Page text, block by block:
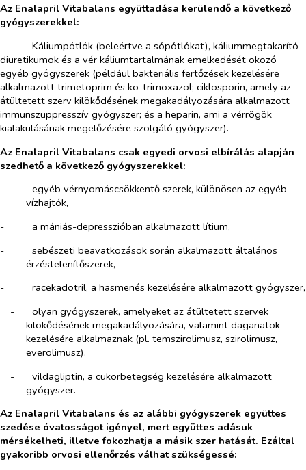
Az Enalapril Vitabalans együttadása kerülendő a következő
gyógyszerekkel:
-​
Káliumpótlók (beleértve a sópótlókat), káliummegtakarító
diuretikumok és a vér káliumtartalmának emelkedését okozó
egyéb gyógyszerek (például bakteriális fertőzések kezelésére
alkalmazott trimetoprim és ko-trimoxazol; ciklosporin, amely az
átültetett szerv kilökődésének megakadályozására alkalmazott
immunszuppresszív gyógyszer; és a heparin, ami a vérrögök
kialakulásának megelőzésére szolgáló gyógyszer).
Az Enalapril Vitabalans csak egyedi orvosi elbírálás alapján
szedhető a következő gyógyszerekkel:
-​
egyéb vérnyomáscsökkentő szerek, különösen az egyéb
vízhajtók,
-​
a mániás-depresszióban alkalmazott lítium,
-​
sebészeti beavatkozások során alkalmazott általános
érzéstelenítőszerek,
-​
racekadotril, a hasmenés kezelésére alkalmazott gyógyszer,
-​
olyan gyógyszerek, amelyeket az átültetett szervek
kilökődésének megakadályozására, valamint daganatok
kezelésére alkalmaznak (pl. temszirolimusz, szirolimusz,
everolimusz).
-​
vildagliptin, a cukorbetegség kezelésére alkalmazott
gyógyszer.
Az Enalapril Vitabalans és az alábbi gyógyszerek együttes
szedése óvatosságot igényel, mert együttes adásuk
mérsékelheti, illetve fokozhatja a másik szer hatását. Ezáltal
gyakoribb orvosi ellenőrzés válhat szükségessé: